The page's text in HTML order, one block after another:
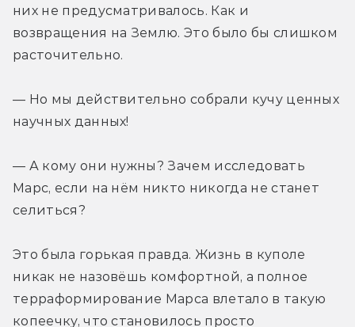
них не предусматривалось. Как и
возвращения на Землю. Это было бы слишком
расточительно.
— Но мы действительно собрали кучу ценных
научных данных!
— А кому они нужны? Зачем исследовать
Марс, если на нём никто никогда не станет
селиться?
Это была горькая правда. Жизнь в куполе
никак не назовёшь комфортной, а полное
терраформирование Марса влетало в такую
копеечку, что становилось просто